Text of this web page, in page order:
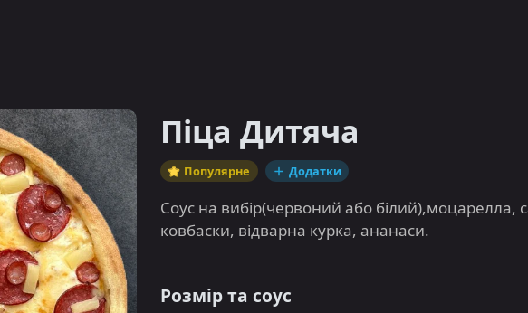
Піца Дитяча
Популярне Додатки
Соус на вибір(червоний або білий),моцарелла,
ковбаски, відварна курка, ананаси.
Розмір та соус